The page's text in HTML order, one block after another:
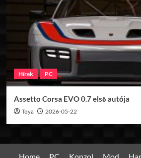
Hírek PC
Assetto Corsa EVO 0.7 első autója
Toya 2026-05-22